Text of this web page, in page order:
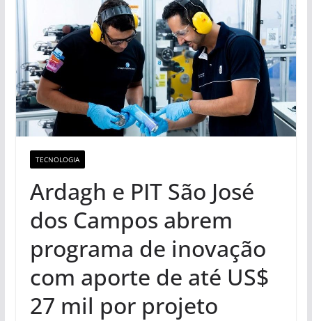
TECNOLOGIA
Ardagh e PIT São José
dos Campos abrem
programa de inovação
com aporte de até US$
27 mil por projeto